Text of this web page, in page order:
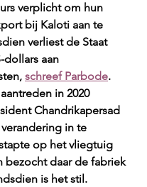
verplicht om hun
bij Kaloti aan te
verliest de Staat
dollars aan
schreef Parbode.
in 2020
Chandrikapersad
in te
op het vliegtuig
bezocht daar de fabriek
is het stil.